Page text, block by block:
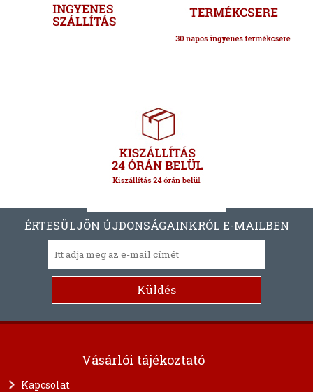
ÉRTESÜLJÖN ÚJDONSÁGAINKRÓL E-MAILBEN
Vásárlói tájékoztató
Kapcsolat